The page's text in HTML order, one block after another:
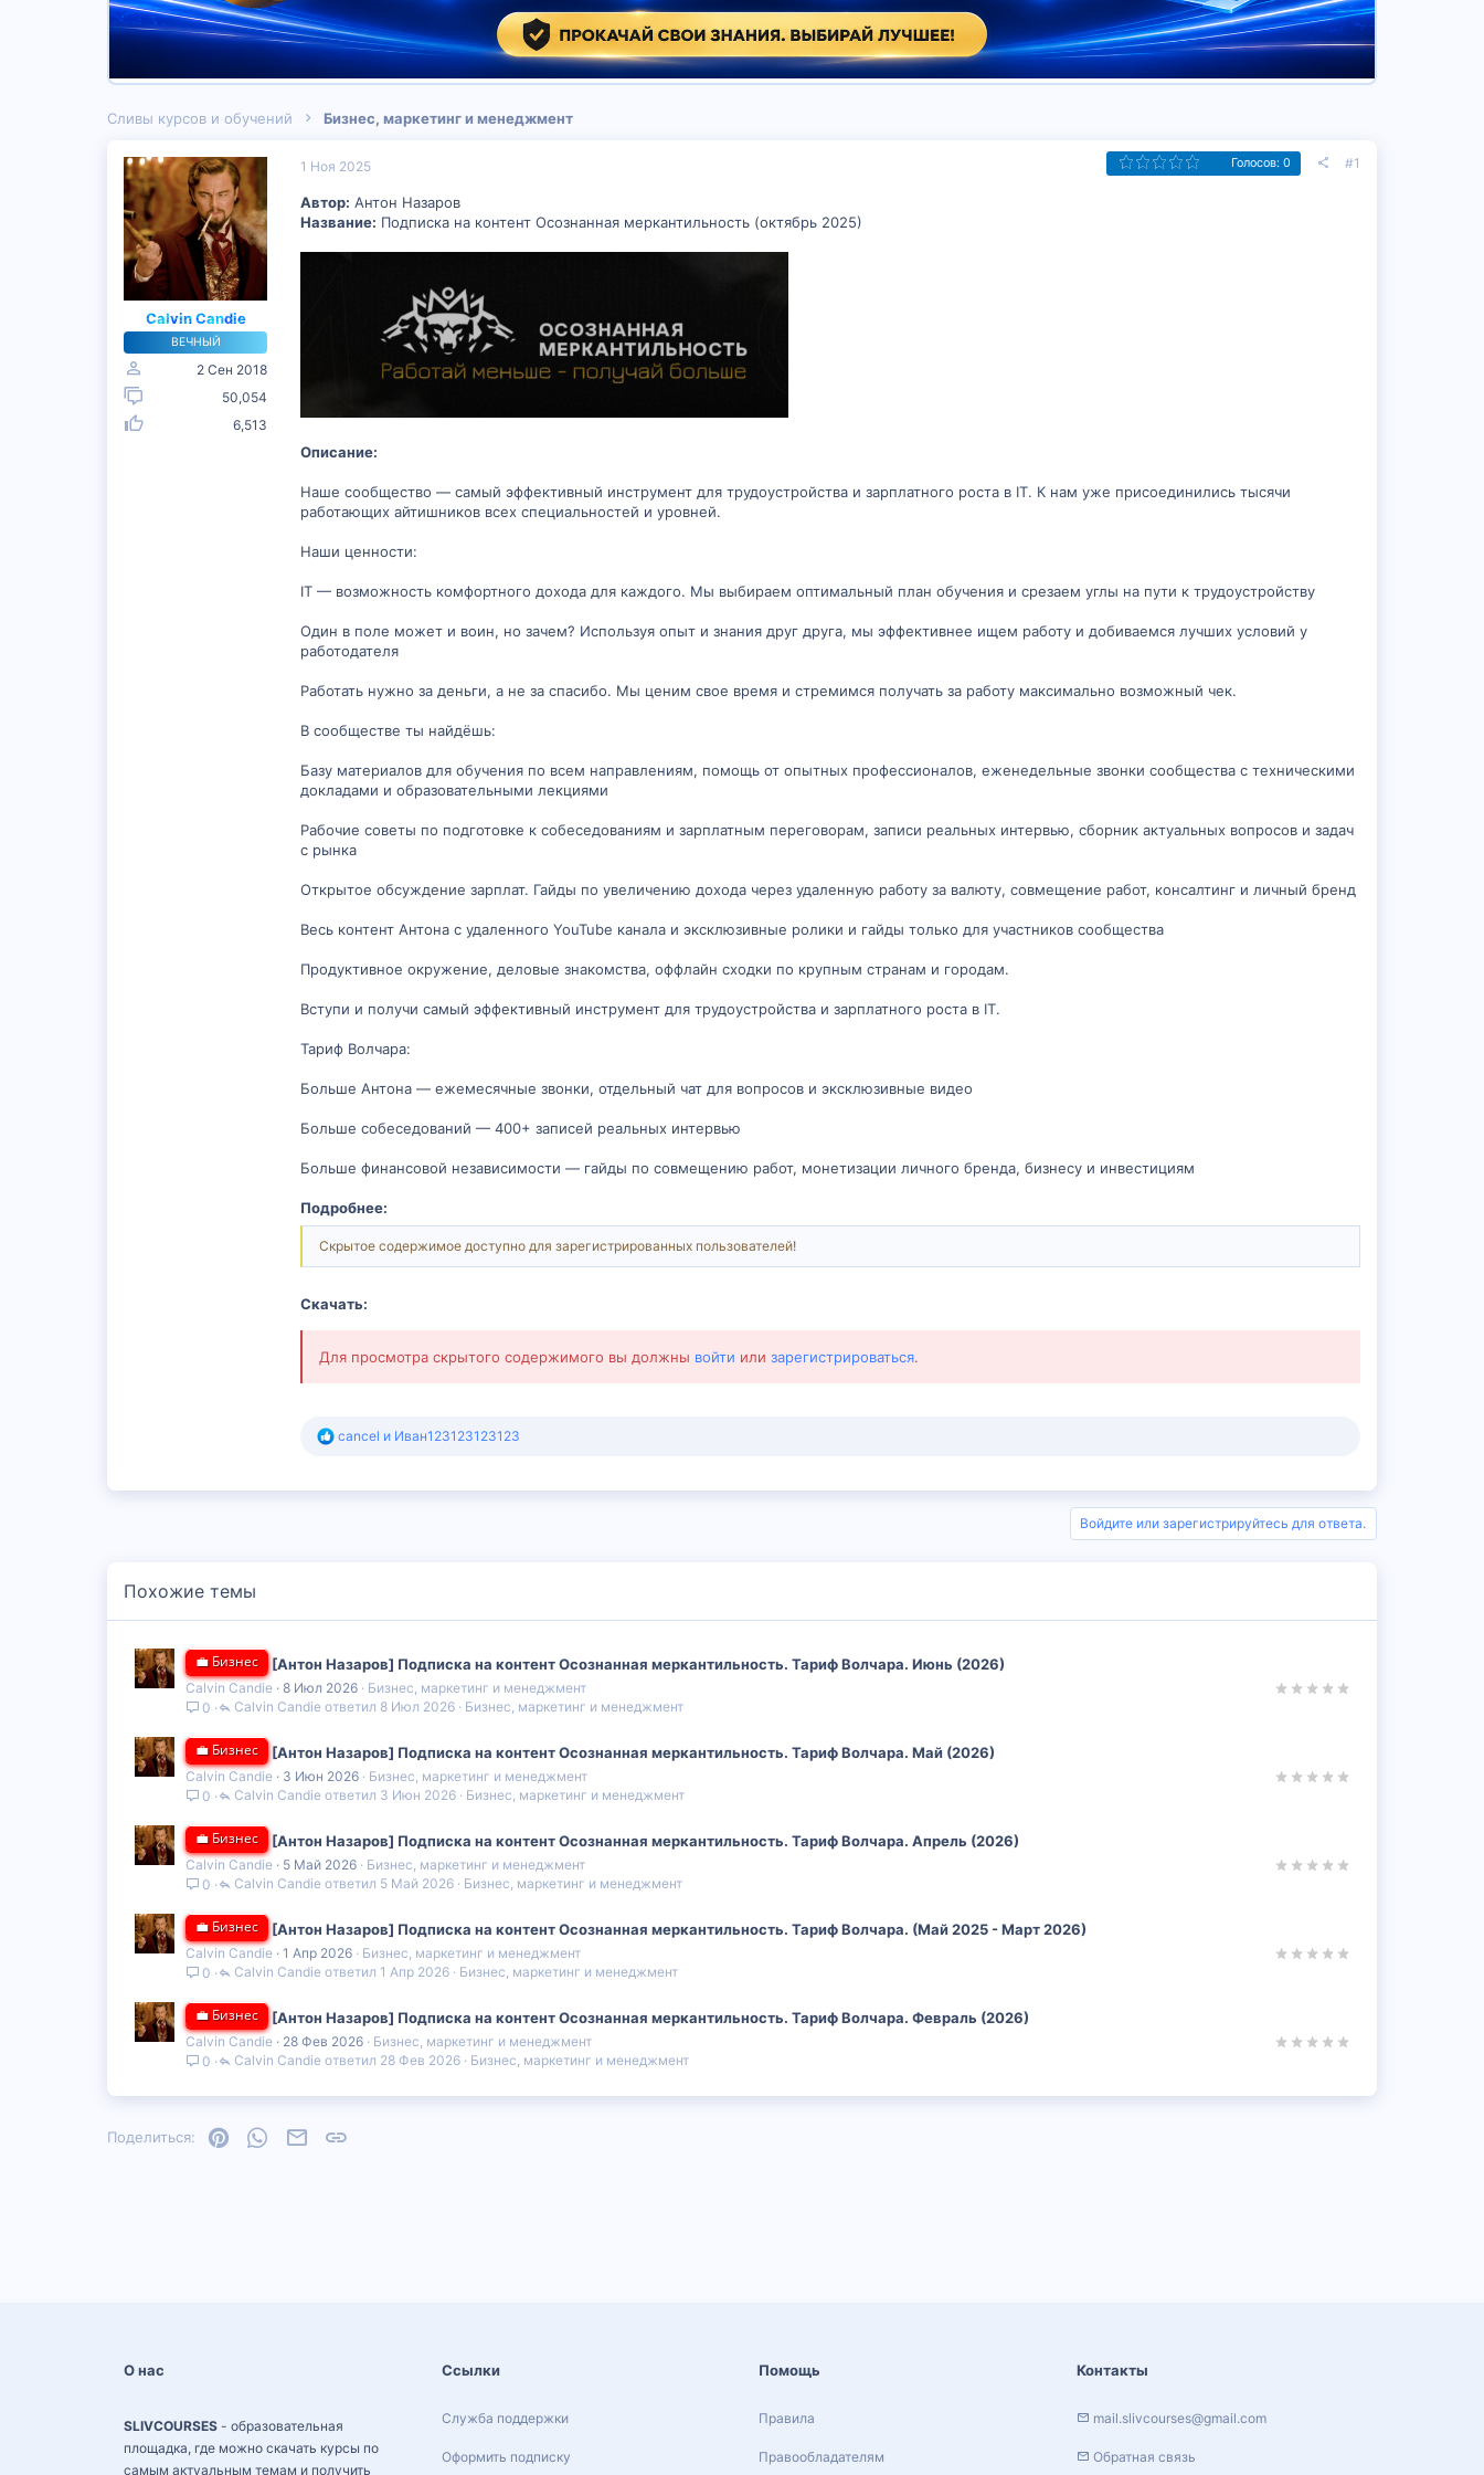
Сливы курсов и обучений Бизнес, маркетинг и менеджмент
Calvin Candie
ВЕЧНЫЙ
2 Сен 2018
50,054
6,513
1 Ноя 2025 Голосов: 0 #1
Автор: Антон Назаров
Название: Подписка на контент Осознанная меркантильность (октябрь 2025)
Описание:
Наше сообщество — самый эффективный инструмент для трудоустройства и зарплатного роста в IT. К нам уже присоединились тысячи
работающих айтишников всех специальностей и уровней.
Наши ценности:
IT — возможность комфортного дохода для каждого. Мы выбираем оптимальный план обучения и срезаем углы на пути к трудоустройству
Один в поле может и воин, но зачем? Используя опыт и знания друг друга, мы эффективнее ищем работу и добиваемся лучших условий у
работодателя
Работать нужно за деньги, а не за спасибо. Мы ценим свое время и стремимся получать за работу максимально возможный чек.
В сообществе ты найдёшь:
Базу материалов для обучения по всем направлениям, помощь от опытных профессионалов, еженедельные звонки сообщества с техническими
докладами и образовательными лекциями
Рабочие советы по подготовке к собеседованиям и зарплатным переговорам, записи реальных интервью, сборник актуальных вопросов и задач
с рынка
Открытое обсуждение зарплат. Гайды по увеличению дохода через удаленную работу за валюту, совмещение работ, консалтинг и личный бренд
Весь контент Антона с удаленного YouTube канала и эксклюзивные ролики и гайды только для участников сообщества
Продуктивное окружение, деловые знакомства, оффлайн сходки по крупным странам и городам.
Вступи и получи самый эффективный инструмент для трудоустройства и зарплатного роста в IT.
Тариф Волчара:
Больше Антона — ежемесячные звонки, отдельный чат для вопросов и эксклюзивные видео
Больше собеседований — 400+ записей реальных интервью
Больше финансовой независимости — гайды по совмещению работ, монетизации личного бренда, бизнесу и инвестициям
Подробнее:
Скрытое содержимое доступно для зарегистрированных пользователей!
Скачать:
Для просмотра скрытого содержимого вы должны войти или зарегистрироваться.
Р
к
cancel и Иван123123123123
Войдите или зарегистрируйтесь для ответа.
Похожие темы
💼 Бизнес [Антон Назаров] Подписка на контент Осознанная меркантильность. Тариф Волчара. Июнь (2026)
Calvin Candie 8 Июл 2026
Бизнес, маркетинг и менеджмент
0
Бизнес, маркетинг и менеджмент
8 Июл 2026
Calvin Candie
💼 Бизнес [Антон Назаров] Подписка на контент Осознанная меркантильность. Тариф Волчара. Май (2026)
Calvin Candie 3 Июн 2026
Бизнес, маркетинг и менеджмент
0
Бизнес, маркетинг и менеджмент
3 Июн 2026
Calvin Candie
💼 Бизнес [Антон Назаров] Подписка на контент Осознанная меркантильность. Тариф Волчара. Апрель (2026)
Calvin Candie 5 Май 2026
Бизнес, маркетинг и менеджмент
0
Бизнес, маркетинг и менеджмент
5 Май 2026
Calvin Candie
💼 Бизнес [Антон Назаров] Подписка на контент Осознанная меркантильность. Тариф Волчара. (Май 2025 - Март 2026)
Calvin Candie 1 Апр 2026
Бизнес, маркетинг и менеджмент
0
Бизнес, маркетинг и менеджмент
1 Апр 2026
Calvin Candie
💼 Бизнес [Антон Назаров] Подписка на контент Осознанная меркантильность. Тариф Волчара. Февраль (2026)
Calvin Candie 28 Фев 2026
Бизнес, маркетинг и менеджмент
0
Бизнес, маркетинг и менеджмент
28 Фев 2026
Calvin Candie
Поделиться: PinterestWhatsAppЭлектронная почта
О нас
SLIVCOURSES - образовательная
площадка, где можно скачать курсы по
самым актуальным темам и получить
Ссылки
Служба поддержки
Оформить подписку
Помощь
Правила
Правообладателям
Контакты
mail.slivcourses@gmail.com
Обратная связь